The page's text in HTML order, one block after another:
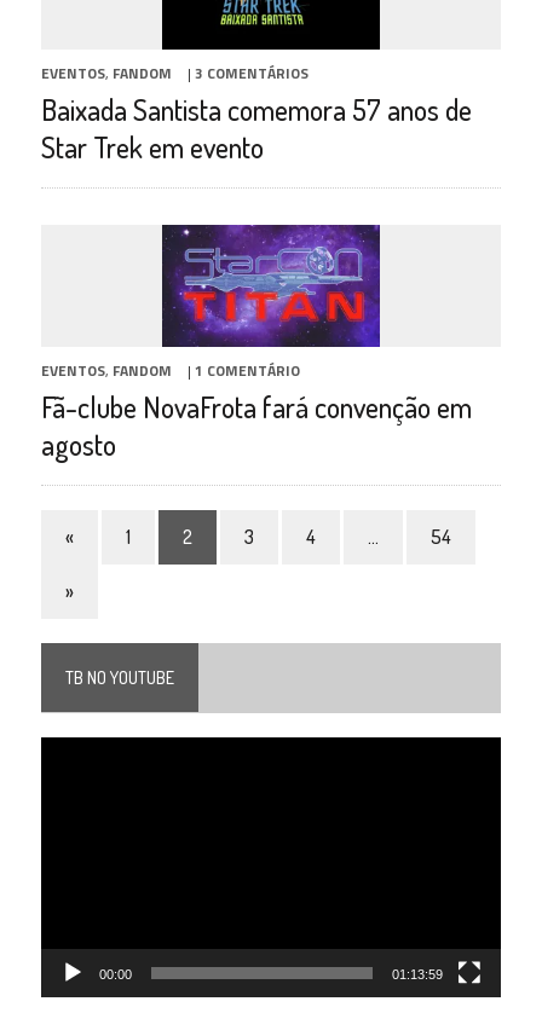
EVENTOS, FANDOM | 3 COMENTÁRIOS
Baixada Santista comemora 57 anos de
Star Trek em evento
EVENTOS, FANDOM | 1 COMENTÁRIO
Fã-clube NovaFrota fará convenção em
agosto
« 1 2 3 4 … 54
»
TB NO YOUTUBE
00:00 01:13:59